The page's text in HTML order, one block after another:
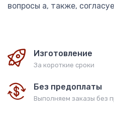
вопросы а, также,
Изготовление
За короткие сроки
Без предоплаты
Выполняем заказы без